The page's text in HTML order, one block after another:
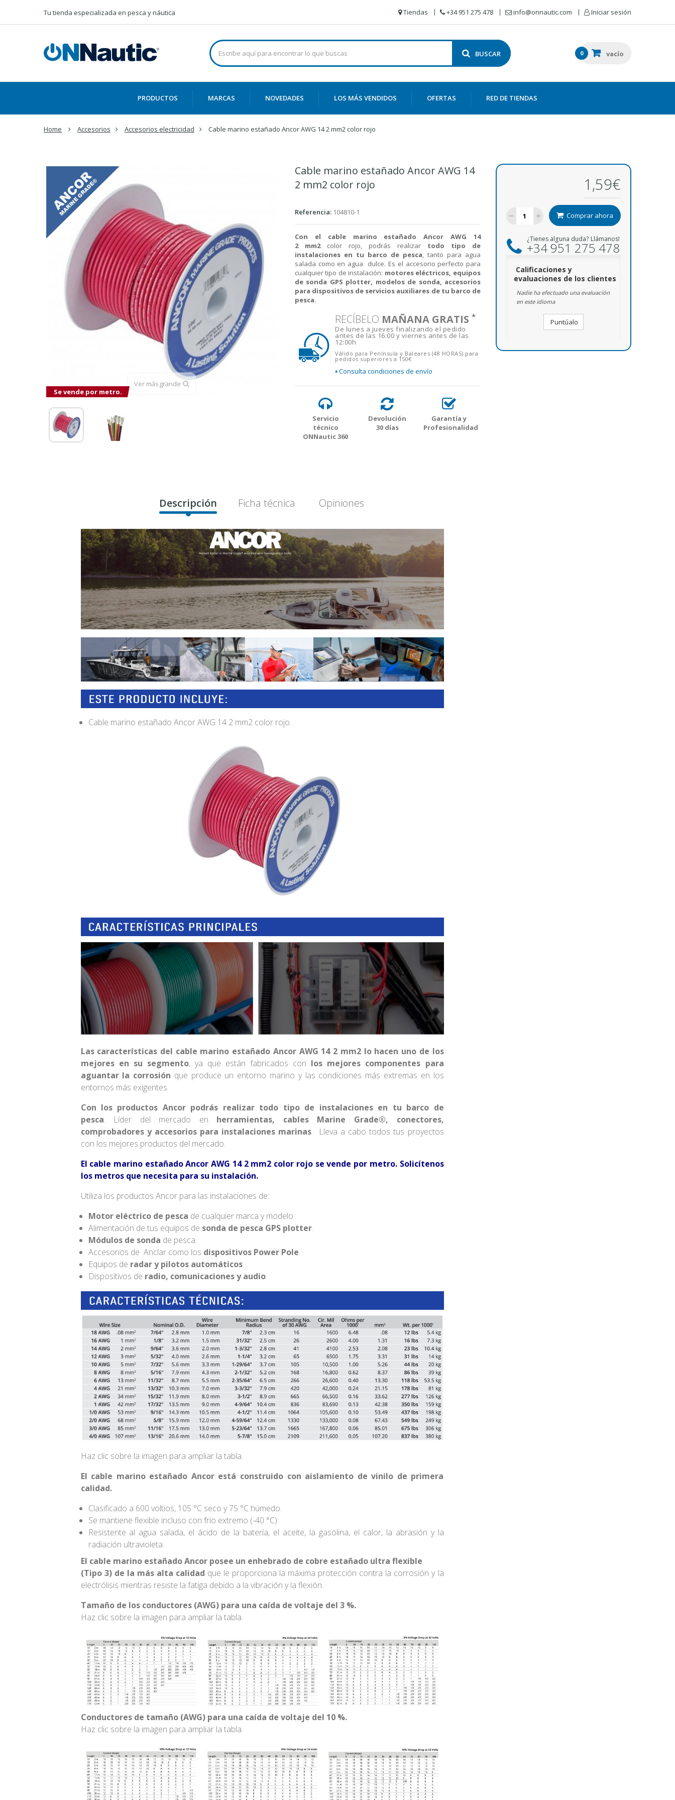
Tu tienda especializada en pesca y náutica Tiendas +34 951 275 478 info@onnautic.com Iniciar sesión
BUSCAR 0 vacío
PRODUCTOS MARCAS NOVEDADES LOS MÁS VENDIDOS OFERTAS RED DE TIENDAS
Home Accesorios Accesorios electricidad Cable marino estañado Ancor AWG 14 2 mm2 color rojo
Ver más grande
Se vende por metro.
Cable marino estañado Ancor AWG 14
2 mm2 color rojo
Referencia: 104810-1
Con el cable marino estañado Ancor AWG 14
2 mm2color rojo, podrás realizar todo tipo de
instalaciones en tu barco de pesca, tanto para agua
salada como en agua dulce. Es el accesorio perfecto para
cualquier tipo de instalación: motores eléctricos, equipos
de sonda GPS plotter, modelos de sonda, accesorios
para dispositivos de servicios auxiliares de tu barco de
pesca.
RECÍBELO MAÑANA GRATIS *
De lunes a jueves finalizando el pedido
antes de las 16:00 y viernes antes de las
12:00h
Válido para Península y Baleares (48 HORAS) para
pedidos superiores a 150€
* Consulta condiciones de envío
Servicio
técnico
ONNautic 360
Devolución
30 días
Garantía y
Profesionalidad
1,59€
Comprar ahora
¿Tienes alguna duda? Llámanos!
+34 951 275 478
Calificaciones y
evaluaciones de los clientes
Nadie ha efectuado una evaluación
en este idioma
Puntúalo
Descripción Ficha técnica Opiniones
Cable marino estañado Ancor AWG 14 2 mm2 color rojo.
Las características del cable marino estañado Ancor AWG 14 2 mm2 lo hacen uno de los
mejores en su segmento, ya que están fabricados con los mejores componentes para
aguantar la corrosión que produce un entorno marino y las condiciones más extremas en los
entornos más exigentes.
Con los productos Ancor podrás realizar todo tipo de instalaciones en tu barco de
pesca. Líder del mercado en herramientas, cables Marine Grade®, conectores,
comprobadores y accesorios para instalaciones marinas. Lleva a cabo todos tus proyectos
con los mejores productos del mercado.
El cable marino estañado Ancor AWG 14 2 mm2 color rojo se vende por metro. Solicítenos
los metros que necesita para su instalación.
Utiliza los productos Ancor para las instalaciones de:
Motor eléctrico de pesca de cualquier marca y modelo.
Alimentación de tus equipos de sonda de pesca GPS plotter.
Módulos de sonda de pesca.
Accesorios de Anclar como los dispositivos Power Pole.
Equipos de radar y pilotos automáticos.
Dispositivos de radio, comunicaciones y audio.
Haz clic sobre la imagen para ampliar la tabla.
El cable marino estañado Ancor está construido con aislamiento de vinilo de primera
calidad.
Clasificado a 600 voltios, 105 °C seco y 75 °C húmedo.
Se mantiene flexible incluso con frío extremo (-40 °C)
Resistente al agua salada, el ácido de la batería, el aceite, la gasolina, el calor, la abrasión y la
radiación ultravioleta.
El cable marino estañado Ancor posee un enhebrado de cobre estañado ultra flexible
(Tipo 3) de la más alta calidad que le proporciona la máxima protección contra la corrosión y la
electrólisis mientras resiste la fatiga debido a la vibración y la flexión.
Tamaño de los conductores (AWG) para una caída de voltaje del 3 %.
Haz clic sobre la imagen para ampliar la tabla.
Conductores de tamaño (AWG) para una caída de voltaje del 10 %.
Haz clic sobre la imagen para ampliar la tabla.